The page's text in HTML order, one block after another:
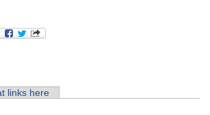
links here